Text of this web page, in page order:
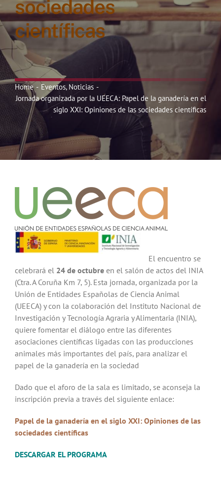
Noticias
Hazte Socio
Contactar
WooCommerce My Account
WooCommerce Cart
sociedades
científicas
Home Eventos Noticias
Jornada organizada por la UEECA: Papel de la ganadería en el
siglo XXI: Opiniones de las sociedades científicas
El encuentro se
celebrará el 24 de octubre en el salón de actos del INIA
(Ctra. A Coruña Km 7, 5). Esta jornada, organizada por la
Unión de Entidades Españolas de Ciencia Animal
(UEECA) y con la colaboración del Instituto Nacional de
Investigación y Tecnología Agraria y Alimentaria (INIA),
quiere fomentar el diálogo entre las diferentes
asociaciones científicas ligadas con las producciones
animales más importantes del país, para analizar el
papel de la ganadería en la sociedad
Dado que el aforo de la sala es limitado, se aconseja la
inscripción previa a través del siguiente enlace:
Papel de la ganadería en el siglo XXI: Opiniones de las
sociedades científicas
DESCARGAR EL PROGRAMA